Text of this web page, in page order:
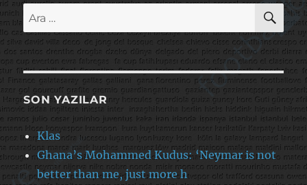
Ara:
SON YAZILAR
Klas
Ghana’s Mohammed Kudus: ‘Neymar is not
better than me, just more h